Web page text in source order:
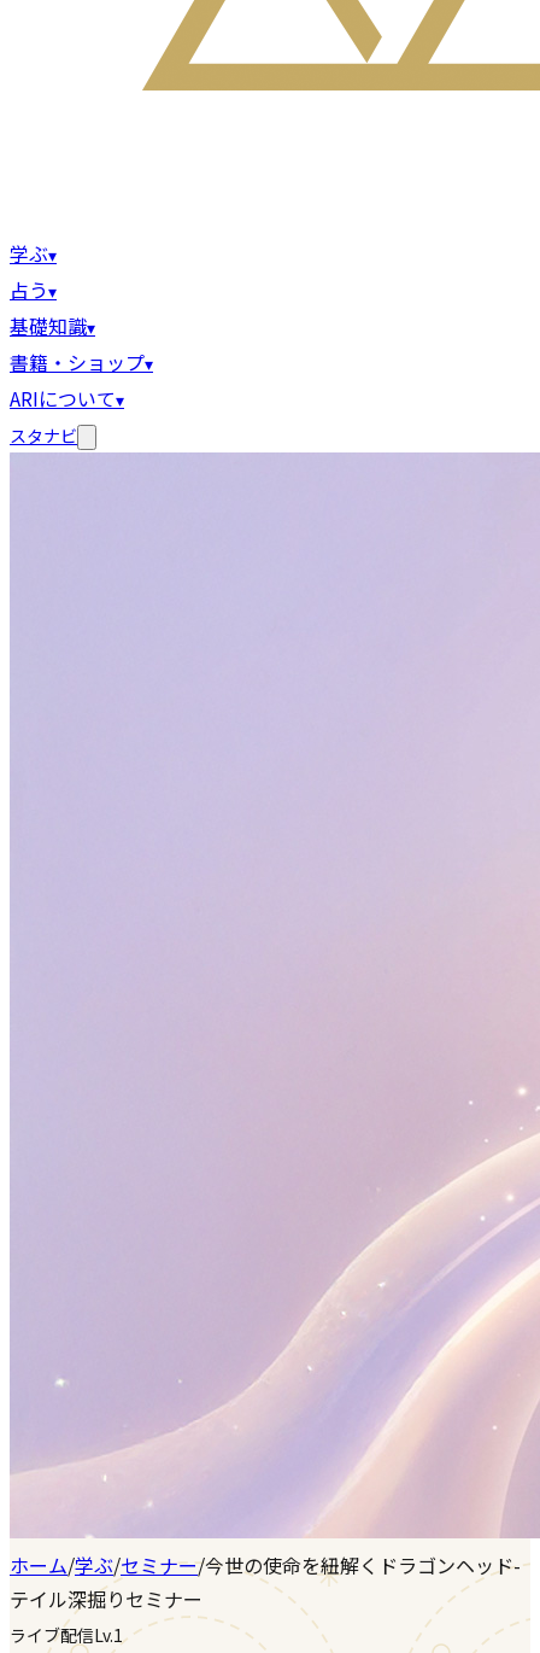
学ぶ▾
占う▾
基礎知識▾
書籍・ショップ▾
ARIについて▾
スタナビ
ホーム/学ぶ/セミナー/今世の使命を紐解くドラゴンヘッド-
テイル深掘りセミナー
ライブ配信Lv.1